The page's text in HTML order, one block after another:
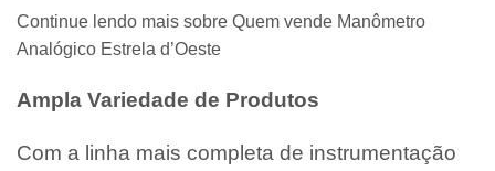
Continue lendo mais sobre Quem vende Manômetro
Analógico Estrela d’Oeste
Ampla Variedade de Produtos
Com a linha mais completa de instrumentação